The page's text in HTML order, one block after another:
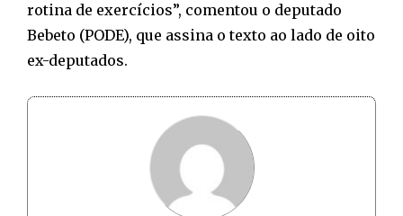
rotina de exercícios”, comentou o deputado
Bebeto (PODE), que assina o texto ao lado de oito
ex-deputados.